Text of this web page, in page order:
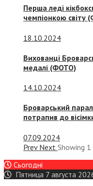
Перша леді
чемпіонкою світу
18.10.2024
Вихованці
медалі (ФОТО)
14.10.2024
Броварський
потрапив до
07.09.2024
Prev Next Showing 1
Сьогодні
Пятница 7 августа